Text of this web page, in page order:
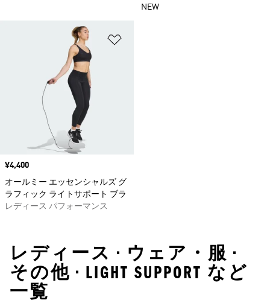
NEW
価格
¥4,400
オールミー エッセンシャルズ グ
ラフィック ライトサポート ブラ
レディース パフォーマンス
レディース • ウェア・服 •
その他 • LIGHT SUPPORT など
一覧